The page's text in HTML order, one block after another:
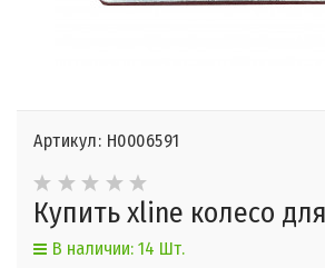
Артикул: Н0006591
Купить xline колесо
В наличии: 14 Шт.